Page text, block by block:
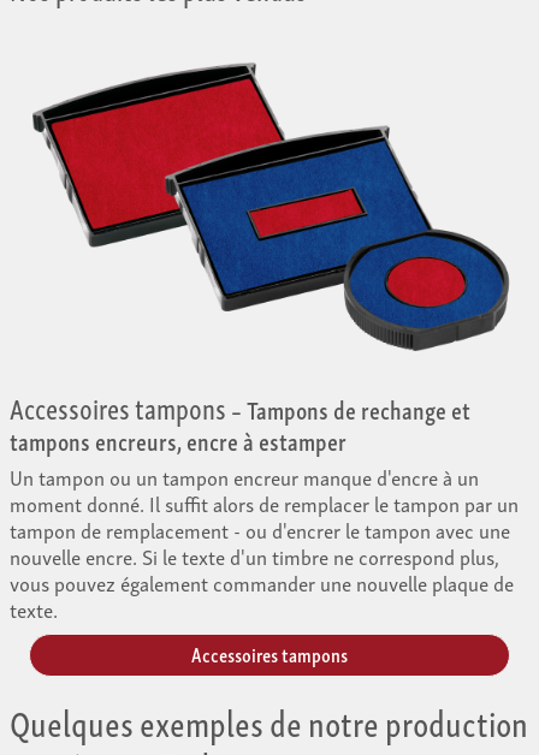
Accessoires tampons– Tampons de rechange et
tampons encreurs, encre à estamper
Un tampon ou un tampon encreur manque d'encre à un
moment donné. Il suffit alors de remplacer le tampon par un
tampon de remplacement - ou d'encrer le tampon avec une
nouvelle encre. Si le texte d'un timbre ne correspond plus,
vous pouvez également commander une nouvelle plaque de
texte.
Accessoires tampons
Quelques exemples de notre production